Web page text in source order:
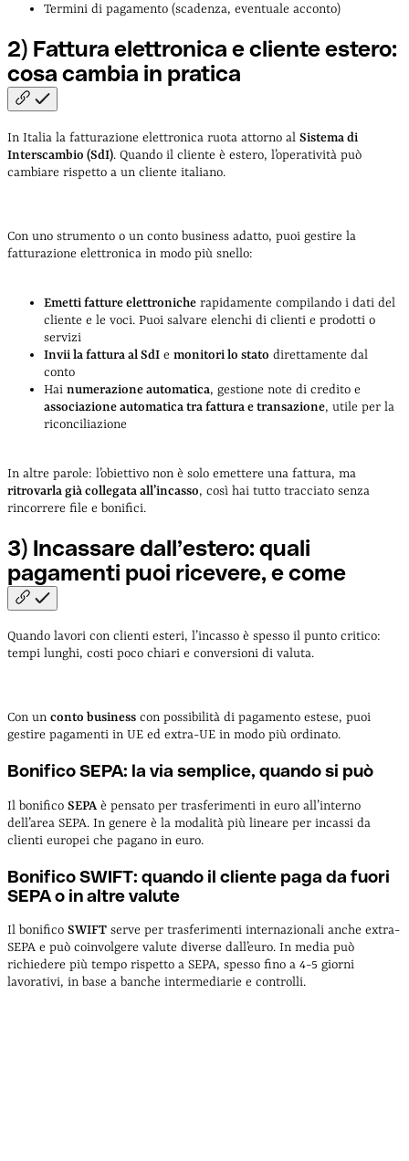
Termini di pagamento (scadenza, eventuale acconto)
2) Fattura elettronica e cliente estero:
cosa cambia in pratica
In Italia la fatturazione elettronica ruota attorno al Sistema di
Interscambio (SdI). Quando il cliente è estero, l’operatività può
cambiare rispetto a un cliente italiano.
Con uno strumento o un conto business adatto, puoi gestire la
fatturazione elettronica in modo più snello:
Emetti fatture elettroniche rapidamente compilando i dati del
cliente e le voci. Puoi salvare elenchi di clienti e prodotti o
servizi
Invii la fattura al SdI e monitori lo stato direttamente dal
conto
Hai numerazione automatica, gestione note di credito e
associazione automatica tra fattura e transazione, utile per la
riconciliazione
In altre parole: l’obiettivo non è solo emettere una fattura, ma
ritrovarla già collegata all’incasso, così hai tutto tracciato senza
rincorrere file e bonifici.
3) Incassare dall’estero: quali
pagamenti puoi ricevere, ecome
Quando lavori con clienti esteri, l’incasso è spesso il punto critico:
tempi lunghi, costi poco chiari e conversioni di valuta.
Con un conto business con possibilità di pagamento estese, puoi
gestire pagamenti in UE ed extra-UE in modo più ordinato.
Bonifico SEPA: la via semplice, quando si può
Il bonifico SEPAè pensato per trasferimenti in euro all’interno
dell’area SEPA. In genere è la modalità più lineare per incassi da
clienti europei che pagano in euro.
Bonifico SWIFT: quando il cliente paga da fuori
SEPA o in altre valute
Il bonifico SWIFT serve per trasferimenti internazionali anche extra-
SEPA e può coinvolgere valute diverse dall’euro. In media può
richiedere più tempo rispetto a SEPA, spesso fino a 4-5 giorni
lavorativi, in base a banche intermediarie e controlli.